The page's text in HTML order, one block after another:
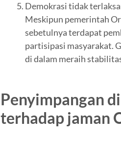
Demokrasi tidak
Meskipun pemerintah
sebetulnya terdapat
partisipasi masyarakat.
di dalam meraih
Penyimpangan
terhadap jaman